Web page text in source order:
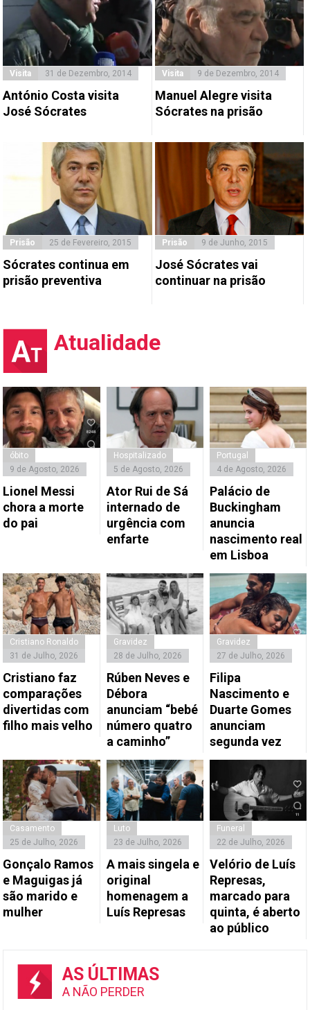
Visita 31 de Dezembro, 2014
António Costa visita
José Sócrates
Visita 9 de Dezembro, 2014
Manuel Alegre visita
Sócrates na prisão
Prisão 25 de Fevereiro, 2015
Sócrates continua em
prisão preventiva
Prisão 9 de Junho, 2015
José Sócrates vai
continuar na prisão
Atualidade
óbito
9 de Agosto, 2026
Lionel Messi
chora a morte
do pai
Hospitalizado
5 de Agosto, 2026
Ator Rui de Sá
internado de
urgência com
enfarte
Portugal
4 de Agosto, 2026
Palácio de
Buckingham
anuncia
nascimento real
em Lisboa
Cristiano Ronaldo
31 de Julho, 2026
Cristiano faz
comparações
divertidas com
filho mais velho
Gravidez
28 de Julho, 2026
Rúben Neves e
Débora
anunciam “bebé
número quatro
a caminho”
Gravidez
27 de Julho, 2026
Filipa
Nascimento e
Duarte Gomes
anunciam
segunda vez
Casamento
25 de Julho, 2026
Gonçalo Ramos
e Maguigas já
são marido e
mulher
Luto
23 de Julho, 2026
A mais singela e
original
homenagem a
Luís Represas
Funeral
22 de Julho, 2026
Velório de Luís
Represas,
marcado para
quinta, é aberto
ao público
AS ÚLTIMAS
A NÃO PERDER